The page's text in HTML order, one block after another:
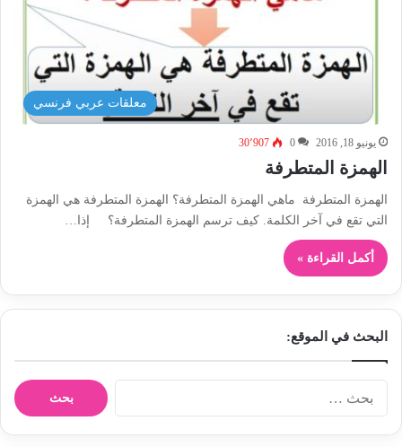
معلقات عربي فرنسي
يونيو 18, 2016 0 30٬907
الهمزة المتطرفة
الهمزة المتطرفة ماهي الهمزة المتطرفة؟ الهمزة المتطرفة هي الهمزة
التي تقع في آخر الكلمة. كيف ترسم الهمزة المتطرفة؟ إذا…
أكمل القراءة »
البحث في الموقع: